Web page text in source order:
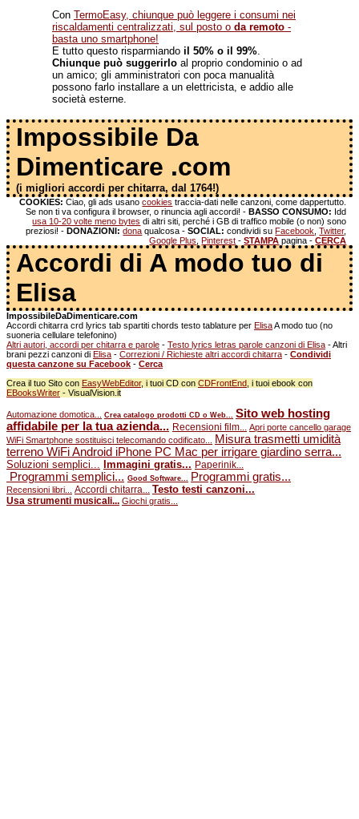
Con TermoEasy, chiunque può leggere i consumi nei
riscaldamenti centralizzati, sul posto o da remoto -
basta uno smartphone!
E tutto questo risparmiando il 50% o il 99%.
Chiunque può suggerirlo al proprio condominio o ad
un amico; gli amministratori con poca manualità
possono farlo installare a un elettricista, e addio alle
società esterne.
Impossibile Da
Dimenticare .com
(i migliori accordi per chitarra, dal 1764!)
COOKIES: Ciao, gli ads usanocookies traccia-dati nelle canzoni, come dappertutto.
Se non ti va configura il browser, o rinuncia agli accordi! -BASSO CONSUMO: Idd
usa 10-20 volte meno bytes di altri siti, perché i GB di traffico mobile (o non) sono
preziosi! -DONAZIONI: dona qualcosa -SOCIAL: condividi suFacebook ,Twitter,
Google Plus ,Pinterest -STAMPA pagina -CERCA
Accordi di A modo tuo di
Elisa
ImpossibileDaDimenticare.com
Accordi chitarra crd lyrics tab spartiti chords testo tablature per ElisaA modo tuo (no
suoneria cellulare telefonino)
Altri autori, accordi per chitarra e parole - Testo lyrics letras parole canzoni di Elisa - Altri
brani pezzi canzoni di Elisa - Correzioni / Richieste altri accordi chitarra - Condividi
questa canzone su Facebook - Cerca
Crea il tuo Sito con EasyWebEditor, i tuoi CD con CDFrontEnd , i tuoi ebook con
EBooksWriter - VisualVision.it
Automazione domotica... Crea catalogo prodotti CD o Web... Sito web hosting
affidabile per la tua azienda... Recensioni film... Apri porte cancello garage
WiFi Smartphone sostituisci telecomando codificato...
Misura trasmetti umidità
terreno WiFi Android iPhone PC Mac per irrigare giardino serra...
Soluzioni semplici... Immagini gratis... Paperinik...
Programmi semplici... Good Software... Programmi gratis...
Recensioni libri... Accordi chitarra... Testo testi canzoni...
Usa strumenti musicali... Giochi gratis...